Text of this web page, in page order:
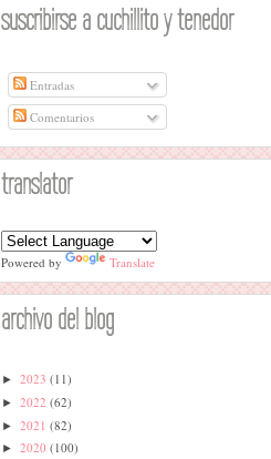
suscribirse a cuchillito y tenedor
Entradas
Comentarios
translator
Powered by Translate
archivo del blog
► 2023 (11)
► 2022 (62)
► 2021 (82)
► 2020 (100)